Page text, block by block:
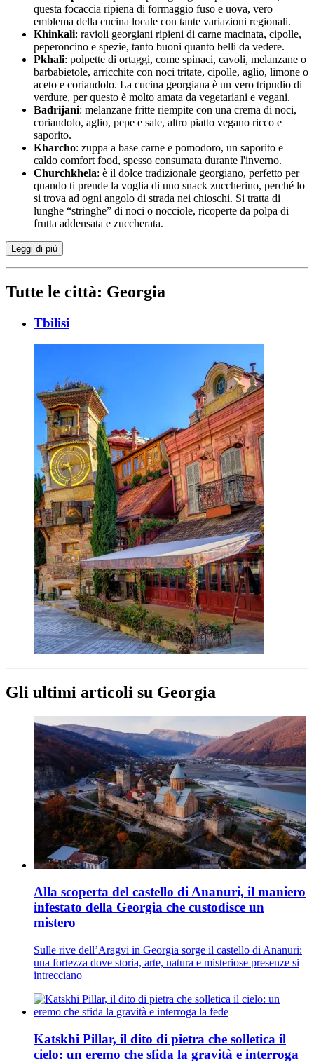
questa focaccia ripiena di formaggio fuso e uova, vero
emblema della cucina locale con tante variazioni regionali.
Khinkali: ravioli georgiani ripieni di carne macinata, cipolle,
peperoncino e spezie, tanto buoni quanto belli da vedere.
Pkhali: polpette di ortaggi, come spinaci, cavoli, melanzane o
barbabietole, arricchite con noci tritate, cipolle, aglio, limone o
aceto e coriandolo. La cucina georgiana è un vero tripudio di
verdure, per questo è molto amata da vegetariani e vegani.
Badrijani: melanzane fritte riempite con una crema di noci,
coriandolo, aglio, pepe e sale, altro piatto vegano ricco e
saporito.
Kharcho: zuppa a base carne e pomodoro, un saporito e
caldo comfort food, spesso consumata durante l'inverno.
Churchkhela: è il dolce tradizionale georgiano, perfetto per
quando ti prende la voglia di uno snack zuccherino, perché lo
si trova ad ogni angolo di strada nei chioschi. Si tratta di
lunghe “stringhe” di noci o nocciole, ricoperte da polpa di
frutta addensata e zuccherata.
Leggi di più
Tutte le città: Georgia
Tbilisi
Gli ultimi articoli su Georgia
Alla scoperta del castello di Ananuri, il maniero
infestato della Georgia che custodisce un
mistero
Sulle rive dell’Aragvi in Georgia sorge il castello di Ananuri:
una fortezza dove storia, arte, natura e misteriose presenze si
intrecciano
Katskhi Pillar, il dito di pietra che solletica il
cielo: un eremo che sfida la gravità e interroga